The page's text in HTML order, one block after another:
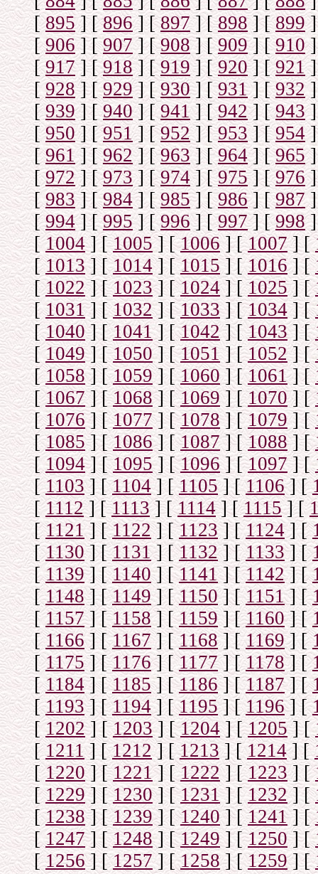
[895] [896] [897] [898] [899]
[906] [907] [908] [909] [910]
[917] [918] [919] [920] [921]
[928] [929] [930] [931] [932]
[939] [940] [941] [942] [943]
[950] [951] [952] [953] [954]
[961] [962] [963] [964] [965]
[972] [973] [974] [975] [976]
[983] [984] [985] [986] [987]
[994] [995] [996] [997] [998]
[1004] [1005] [1006 ] [1007] [
[1013] [1014] [1015] [1016] [
[1022] [1023] [1024] [1025] [
[1031] [1032] [1033] [1034] [
[1040] [1041] [1042] [1043] [
[1049] [1050] [1051] [1052] [
[1058] [1059] [1060] [1061] [
[1067] [1068] [1069] [1070] [
[1076] [1077] [1078] [1079] [
[1085] [1086] [1087] [1088] [
[ 1094] [1095] [1096] [1097] [
[1103] [1104] [1105] [1106] [
[1112] [1113] [1114] [1115] [
[1121] [1122] [1123] [1124] [
[1130] [1131] [1132] [1133] [
[1139] [1140] [1141] [1142] [
[1148] [1149] [1150] [1151] [
[1157] [1158] [1159] [1160] [
[1166] [1167] [1168] [1169] [
[1175] [1176] [1177] [1178] [
[1184] [1185] [1186] [1187] [
[1193] [1194] [1195] [1196] [
[1202] [1203] [1204] [1205] [
[1211] [1212] [1213] [1214] [
[1220] [1221] [1222] [1223] [
[1229] [1230] [1231] [1232] [
[1238] [1239] [1240] [1241] [
[1247] [1248] [1249] [1250] [
[1256] [1257] [1258] [1259] [